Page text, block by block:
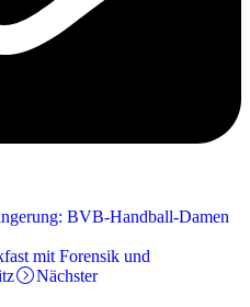
BVB-Handball-Damen
mit Forensik und
Nächster